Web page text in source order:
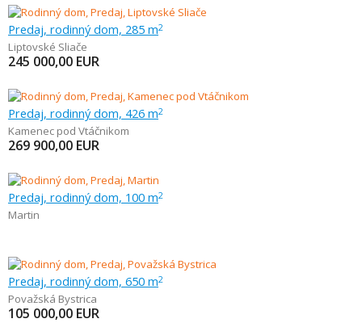
Predaj, rodinný dom, 285 m2
Liptovské Sliače
245 000,00 EUR
Predaj, rodinný dom, 426 m2
Kamenec pod Vtáčnikom
269 900,00 EUR
Predaj, rodinný dom, 100 m2
Martin
Predaj, rodinný dom, 650 m2
Považská Bystrica
105 000,00 EUR